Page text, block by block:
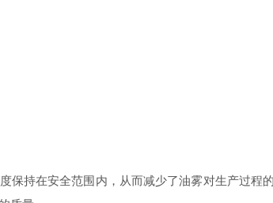
持在安全范围内，从而减少了油雾对生产过程